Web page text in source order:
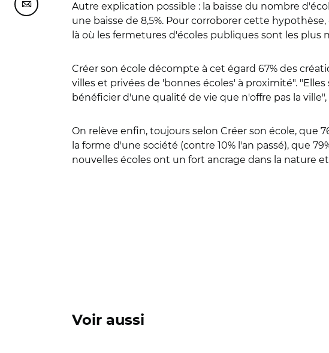
Partager cette page sur Courriel
Autre explication possible : la baisse du nombre
une baisse de 8,5%. Pour corroborer cette
là où les fermetures d'écoles publiques sont les plus
Créer son école décompte à cet égard 67% des
villes et privées de 'bonnes écoles' à proximité".
bénéficier d'une qualité de vie que n'offre pas la
On relève enfin, toujours selon Créer son école, que
la forme d'une société (contre 10% l'an passé), que
nouvelles écoles ont un fort ancrage dans la nature
Voir aussi